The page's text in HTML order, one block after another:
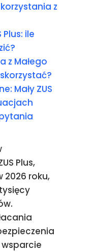
z
Plus: ile
z Małego
Mały ZUS
Plus,
2026 roku,